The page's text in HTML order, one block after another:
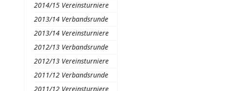
2014/15 Vereinsturniere
2013/14 Verbandsrunde
2013/14 Vereinsturniere
2012/13 Verbandsrunde
2012/13 Vereinsturniere
2011/12 Verbandsrunde
2011/12 Vereinsturniere